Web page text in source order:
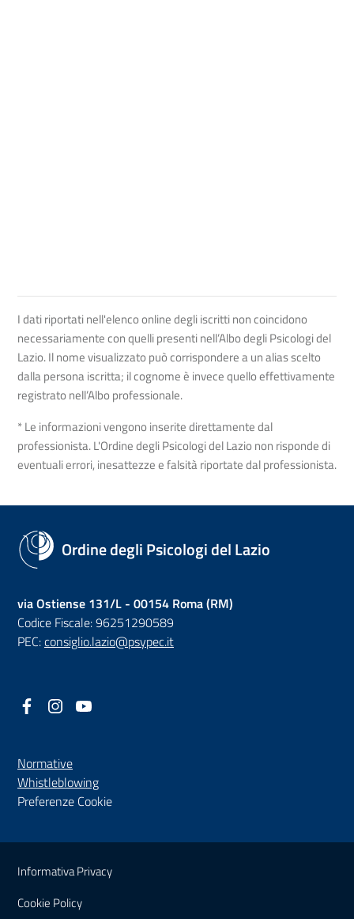
I dati riportati nell'elenco online degli iscritti non coincidono
necessariamente con quelli presenti nell’Albo degli Psicologi del
Lazio. Il nome visualizzato può corrispondere a un alias scelto
dalla persona iscritta; il cognome è invece quello effettivamente
registrato nell’Albo professionale.
* Le informazioni vengono inserite direttamente dal
professionista. L'Ordine degli Psicologi del Lazio non risponde di
eventuali errori, inesattezze e falsità riportate dal professionista.
Ordine degli Psicologi del Lazio
via Ostiense 131/L - 00154 Roma (RM)
Codice Fiscale: 96251290589
PEC:consiglio.lazio@psypec.it
Facebook
(nuova scheda - new tab)
Instagram
(nuova scheda - new tab)
Normative
Whistleblowing(nuova scheda - new tab)
Preferenze Cookie
Sezione Link Utili
Informativa Privacy
Cookie Policy